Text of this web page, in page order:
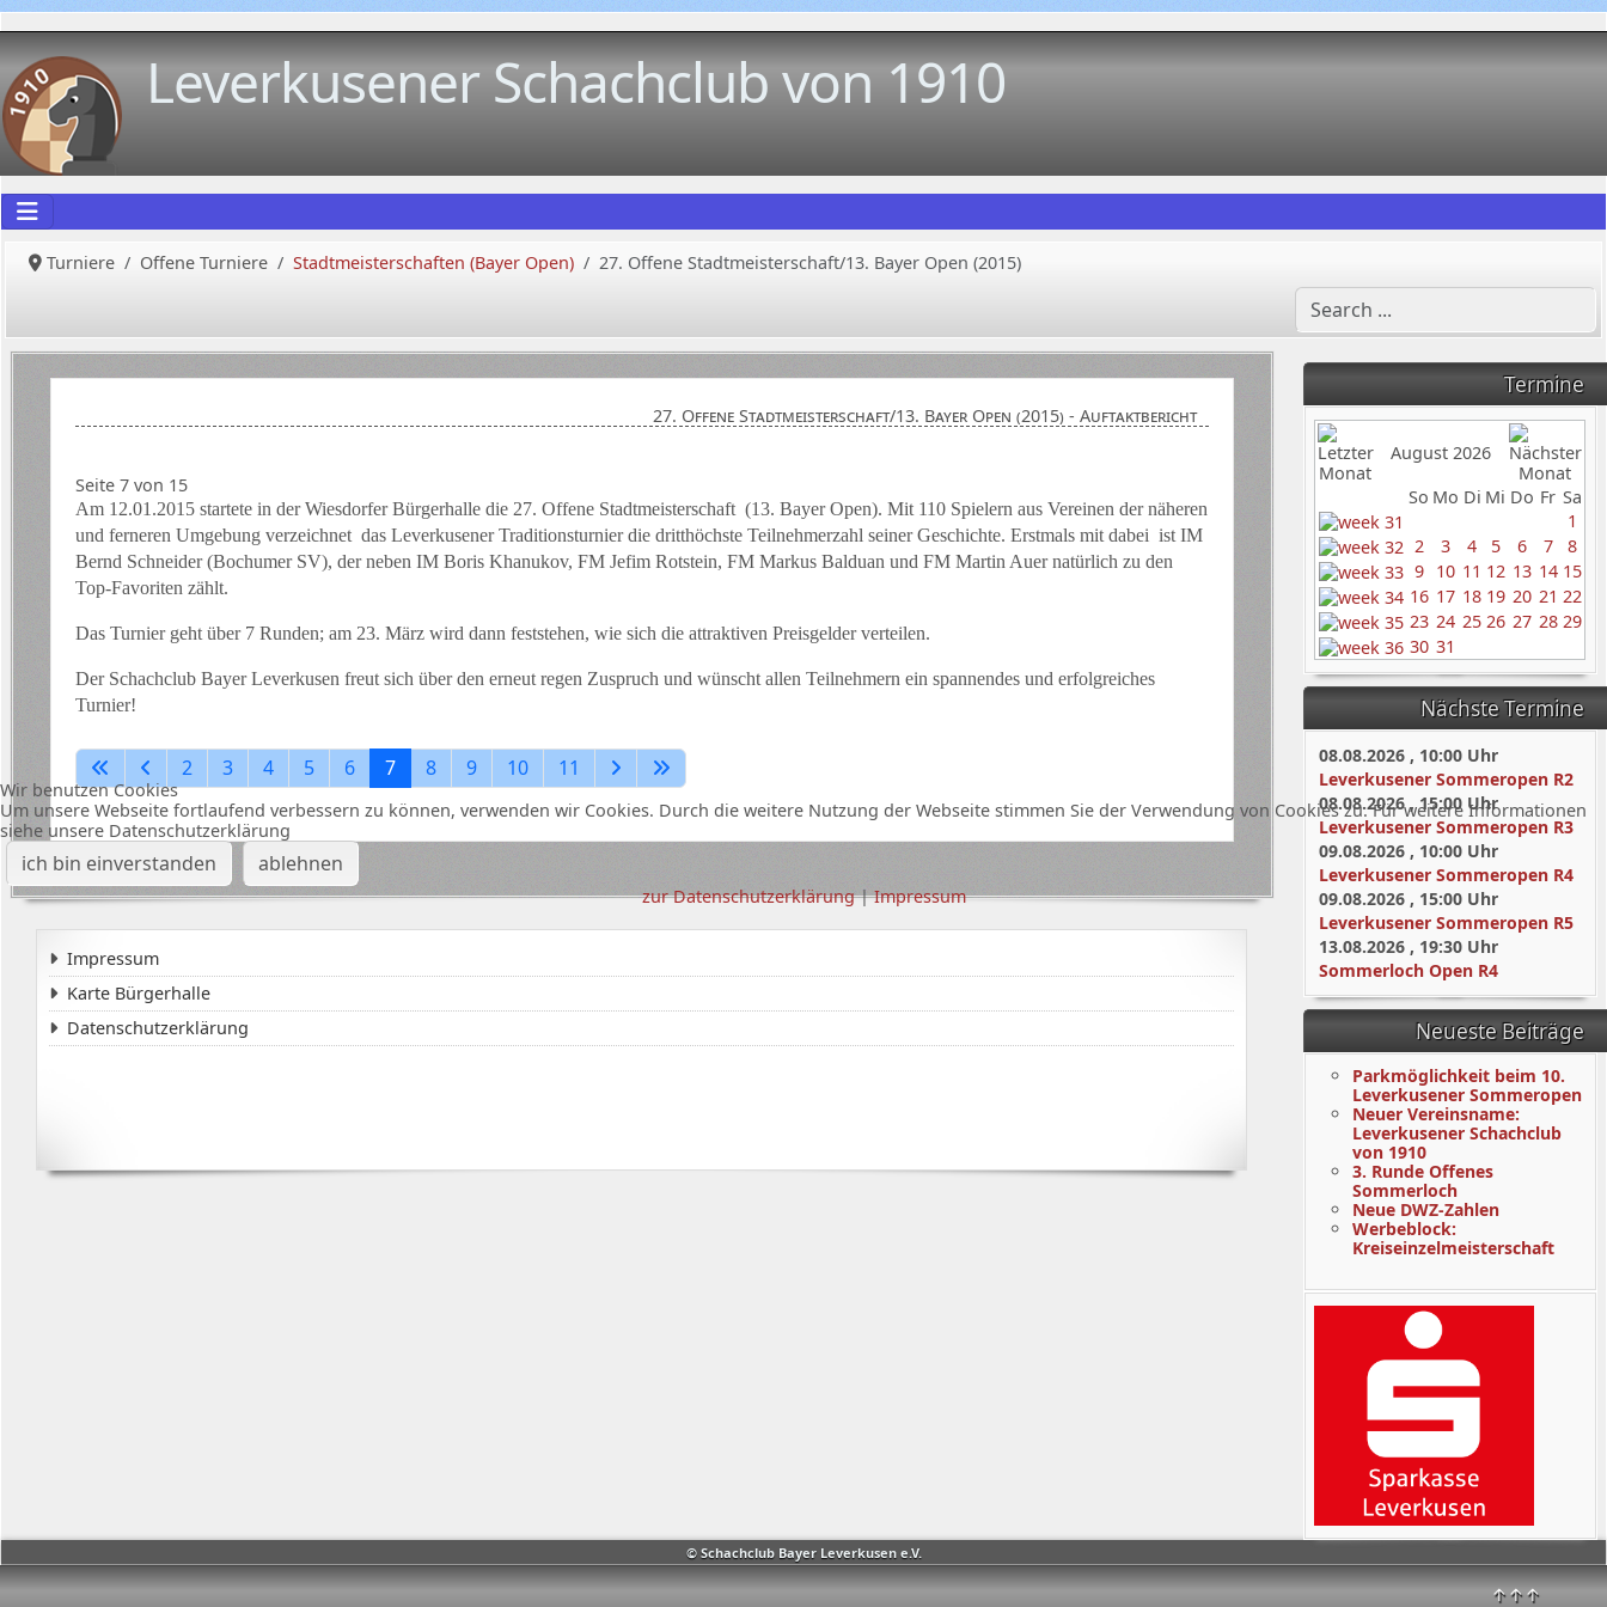
Leverkusener Schachclub von 1910
Turniere Offene Turniere Stadtmeisterschaften (Bayer Open) 27. Offene Stadtmeisterschaft/13. Bayer Open (2015)
© Schachclub Bayer Leverkusen e.V.
↑↑↑
Termine
August 2026
So Mo Di Mi Do Fr Sa
1
2
3 4 5 6 7
8
9 10 11 12 13 14 15
16 17 18 19 20 21 22
23 24 25 26 27 28 29
30 31
Nächste Termine
08.08.2026, 10:00Uhr
Leverkusener Sommeropen R2
08.08.2026,15:00Uhr
Leverkusener Sommeropen R3
09.08.2026, 10:00Uhr
Leverkusener Sommeropen R4
09.08.2026, 15:00Uhr
Leverkusener Sommeropen R5
13.08.2026, 19:30Uhr
Sommerloch Open R4
Neueste Beiträge
Parkmöglichkeit beim 10.
Leverkusener Sommeropen
Neuer Vereinsname:
Leverkusener Schachclub
von 1910
3. Runde Offenes
Sommerloch
Neue DWZ-Zahlen
Werbeblock:
Kreiseinzelmeisterschaft
27. Offene Stadtmeisterschaft/13. Bayer Open (2015) - Auftaktbericht
Seite 7 von 15
Am 12.01.2015 startete in der Wiesdorfer Bürgerhalle die 27. Offene Stadtmeisterschaft (13. Bayer Open). Mit 110 Spielern aus Vereinen der näheren
und ferneren Umgebung verzeichnet das Leverkusener Traditionsturnier die dritthöchste Teilnehmerzahl seiner Geschichte. Erstmals mit dabei ist IM
Bernd Schneider (Bochumer SV), der neben IM Boris Khanukov, FM Jefim Rotstein, FM Markus Balduan und FM Martin Auer natürlich zu den
Top-Favoriten zählt.
Das Turnier geht über 7 Runden; am 23. März wird dann feststehen, wie sich die attraktiven Preisgelder verteilen.
Der Schachclub Bayer Leverkusen freut sich über den erneut regen Zuspruch und wünscht allen Teilnehmern ein spannendes und erfolgreiches
Turnier!
2 3 4 5 6 7 8 9 10 11
Impressum
Karte Bürgerhalle
Datenschutzerklärung
Wir benutzen Cookies
Um unsere Webseite fortlaufend verbessern zu können, verwenden wir Cookies. Durch die weitere Nutzung der Webseite stimmen Sie der Verwendung von Cookies zu. Für weitere Informationen
siehe unsere Datenschutzerklärung
ich bin einverstanden ablehnen
zur Datenschutzerklärung|Impressum